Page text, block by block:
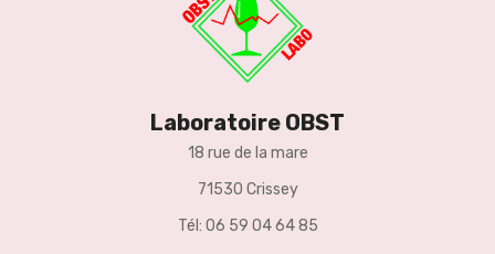
Laboratoire OBST
18 rue de la mare
71530 Crissey
Tél: 06 59 04 64 85